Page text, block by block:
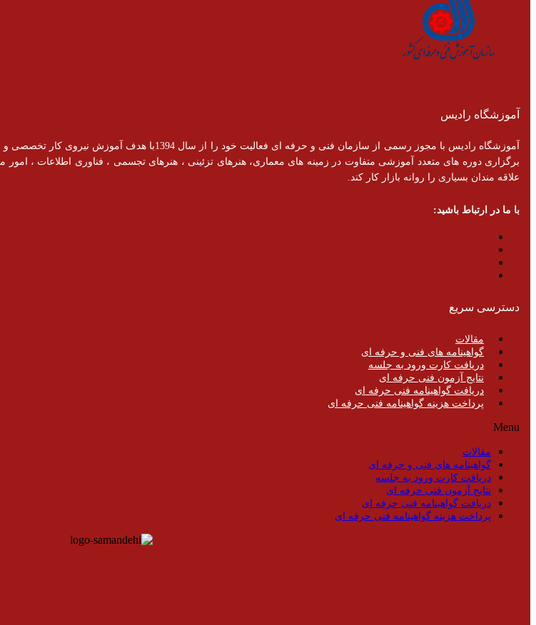
آموزشگاه رادیس
آموزشگاه رادیس با مجوز رسمی از سازمان فنی و حرفه ای
برگزاری دوره های متعدد آموزشی متفاوت در زمینه های معماری، هنرهای تزئینی ، هنرهای تجسمی ، فناوری اطلاعات ، امور
علاقه مندان بسیاری را روانه بازار کار کند.
با ما در ارتباط باشید:
دسترسی سریع
مقالات
گواهینامه های فنی و حرفه ای
دریافت کارت ورود به جلسه
نتایج آزمون فنی حرفه ای
دریافت گواهینامه فنی حرفه ای
پرداخت هزینه گواهینامه فنی حرفه ای
Menu
مقالات
گواهینامه های فنی و حرفه ای
دریافت کارت ورود به جلسه
نتایج آزمون فنی حرفه ای
دریافت گواهینامه فنی حرفه ای
پرداخت هزینه گواهینامه فنی حرفه ای